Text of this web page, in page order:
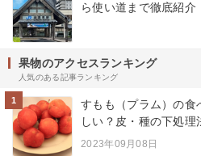
ら使い道まで徹底紹介
果物のアクセスランキング
人気のある記事ランキング
1
すもも（プラム）の食
しい？皮・種の下処理
2023年09月08日